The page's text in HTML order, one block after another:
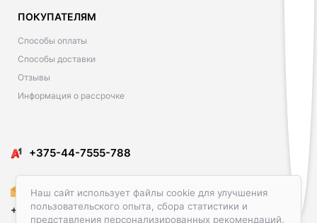
Наш сайт использует файлы cookie для улучшения
пользовательского опыта, сбора статистики и
представления персонализированных рекомендаций.
ПОКУПАТЕЛЯМ
Способы оплаты
Способы доставки
Отзывы
Информация о рассрочке
​​+375-44-7555-788
Amediacon@gmail.com
+375-29-586-23-00